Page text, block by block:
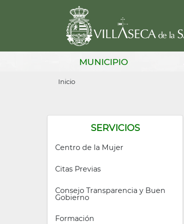
MUNICIPIO
Sobrescribir
de
ayuda
a
la
Inicio
SERVICIOS
Centro de la Mujer
Citas Previas
Consejo Transparencia y Buen
Gobierno
Formación